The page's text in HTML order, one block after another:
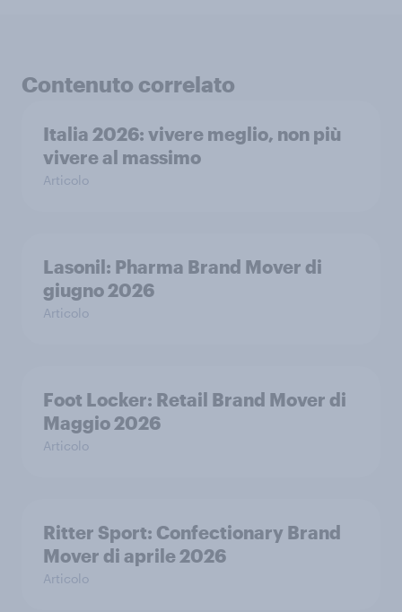
Contenuto correlato
Italia 2026: vivere meglio, non più
vivere al massimo
Articolo
Lasonil: Pharma Brand Mover di
giugno 2026
Articolo
Foot Locker: Retail Brand Mover di
Maggio 2026
Articolo
Ritter Sport: Confectionary Brand
Mover di aprile 2026
Articolo